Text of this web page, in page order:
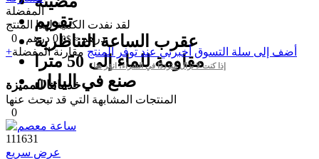
تقويم
عقرب الساعة التناظرية
مقاومة للماء إلى 50 مترا
صنع في اليابان
المفضلة
لقد نفدت الكمية لهذا المنتج
0
درهم ≈ $0
0 درهم
+أضف إلى سلة التسوق أخبرني عند توفر المنتج مقارنة المفضلة
إذا كنت لا تزال مترددًا في الشراء، انقر هنا
خدماتنا المميزة
المنتجات المشابهة التي قد تبحث عنها
0
111631
عرض سريع